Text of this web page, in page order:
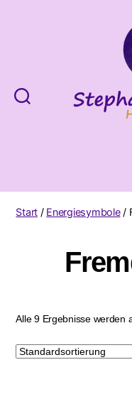
Start / Energiesymbole/
Alle 9 Ergebnisse werden